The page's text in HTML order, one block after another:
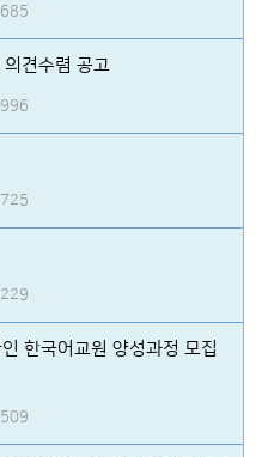
견수렴 공고
한국어교원 양성과정 모집